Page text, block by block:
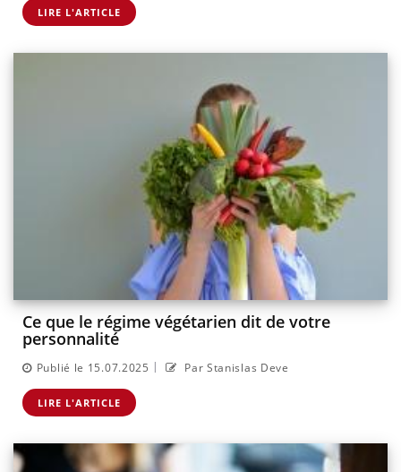
LIRE L'ARTICLE
Ce que le régime végétarien dit de votre
personnalité
Publié le 15.07.2025 | Par Stanislas Deve
LIRE L'ARTICLE